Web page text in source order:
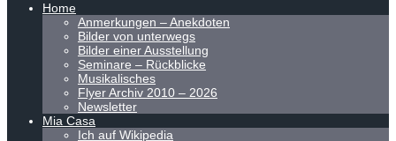
Home
Anmerkungen – Anekdoten
Bilder von unterwegs
Bilder einer Ausstellung
Seminare – Rückblicke
Musikalisches
Flyer Archiv 2010 – 2026
Newsletter
Mia Casa
Ich auf Wikipedia